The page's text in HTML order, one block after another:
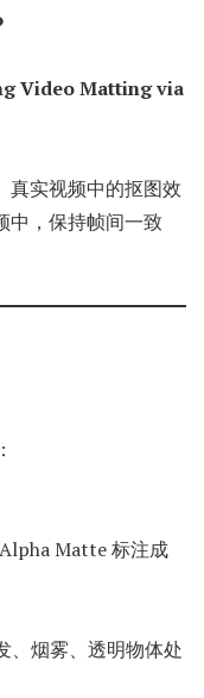
Video Matting via
真实视频中的抠图效
中，保持帧间一致
Matte 标注成
、烟雾、透明物体处